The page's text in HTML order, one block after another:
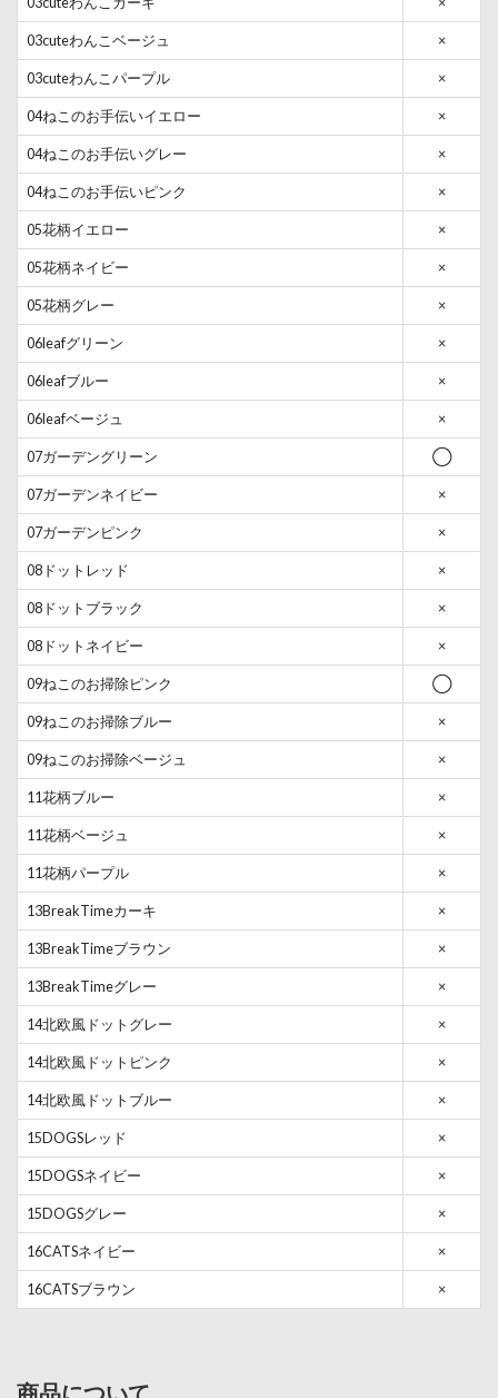
03cuteわんこベージュ ×
03cuteわんこパープル ×
04ねこのお手伝いイエロー ×
04ねこのお手伝いグレー ×
04ねこのお手伝いピンク ×
05花柄イエロー ×
05花柄ネイビー ×
05花柄グレー ×
06leafグリーン ×
06leafブルー ×
06leafベージュ ×
07ガーデングリーン ◯
07ガーデンネイビー ×
07ガーデンピンク ×
08ドットレッド ×
08ドットブラック ×
08ドットネイビー ×
09ねこのお掃除ピンク ◯
09ねこのお掃除ブルー ×
09ねこのお掃除ベージュ ×
11花柄ブルー ×
11花柄ベージュ ×
11花柄パープル ×
13BreakTimeカーキ ×
13BreakTimeブラウン ×
13BreakTimeグレー ×
14北欧風ドットグレー ×
14北欧風ドットピンク ×
14北欧風ドットブルー ×
15DOGSレッド ×
15DOGSネイビー ×
15DOGSグレー ×
16CATSネイビー ×
16CATSブラウン ×
商品について